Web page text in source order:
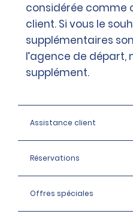
considérée comme
client. Si vous le
supplémentaires
l’agence de départ,
supplément.
Assistance client
Réservations
Offres spéciales